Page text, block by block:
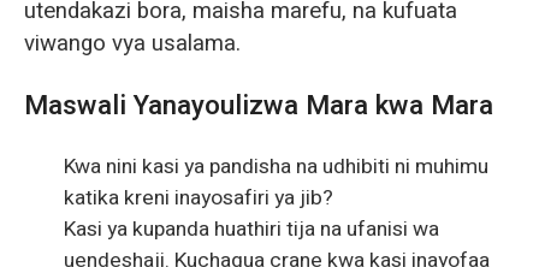
utendakazi bora, maisha marefu, na kufuata
viwango vya usalama.
Maswali Yanayoulizwa Mara kwa Mara
Kwa nini kasi ya pandisha na udhibiti ni muhimu
katika kreni inayosafiri ya jib?
Kasi ya kupanda huathiri tija na ufanisi wa
uendeshaji. Kuchagua crane kwa kasi inayofaa